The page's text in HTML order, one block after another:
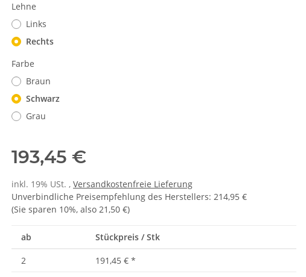
Lehne
Links
Rechts
Farbe
Braun
Schwarz
Grau
193,45 €
inkl. 19% USt. , Versandkostenfreie Lieferung
Unverbindliche Preisempfehlung des Herstellers: 214,95 €
(Sie sparen 10%, also 21,50 €)
ab Stückpreis / Stk
2 191,45 € *